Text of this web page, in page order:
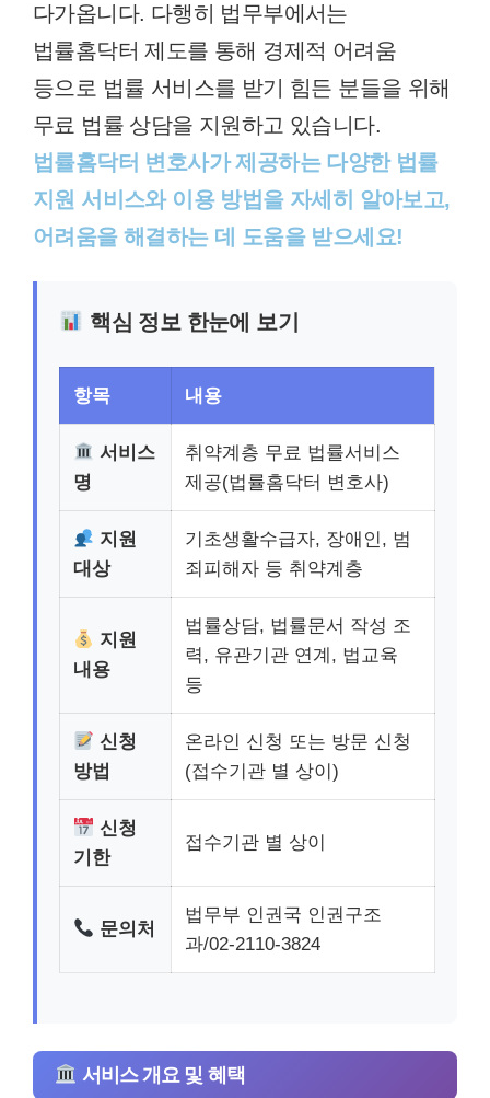
다가옵니다. 다행히 법무부에서는
법률홈닥터 제도를 통해 경제적 어려움
등으로 법률 서비스를 받기 힘든 분들을 위해
무료 법률 상담을 지원하고 있습니다.
법률홈닥터 변호사가 제공하는 다양한 법률
지원 서비스와 이용 방법을 자세히 알아보고,
어려움을 해결하는 데 도움을 받으세요!
핵심 정보 한눈에 보기
항목 내용
서비스
명
취약계층 무료 법률서비스
제공(법률홈닥터 변호사)
지원
대상
기초생활수급자, 장애인, 범
죄피해자 등 취약계층
지원
내용
법률상담, 법률문서 작성 조
력, 유관기관 연계, 법교육
등
신청
방법
온라인 신청 또는 방문 신청
(접수기관 별 상이)
신청
기한
접수기관 별 상이
문의처
법무부 인권국 인권구조
과/02-2110-3824
서비스 개요 및 혜택